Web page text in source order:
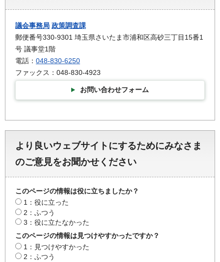
議会事務局 政策調査課
郵便番号330-9301 埼玉県さいたま市浦和区高砂三丁目15番1
号 議事堂1階
電話： 048-830-6250
ファックス：048-830-4923
お問い合わせフォーム
より良いウェブサイトにするためにみなさま
のご意見をお聞かせください
このページの情報は役に立ちましたか？
1：役に立った
2：ふつう
3：役に立たなかった
このページの情報は見つけやすかったですか？
1：見つけやすかった
2：ふつう